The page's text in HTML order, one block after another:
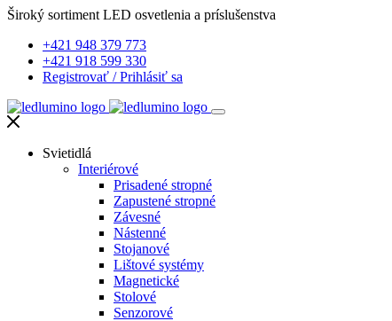
Široký sortiment LED osvetlenia a príslušenstva
+421 948 379 773
+421 918 599 330
Registrovať /Prihlásiť sa
Svietidlá
Interiérové
Prisadené stropné
Zapustené stropné
Závesné
Nástenné
Stojanové
Lištové systémy
Magnetické
Stolové
Senzorové